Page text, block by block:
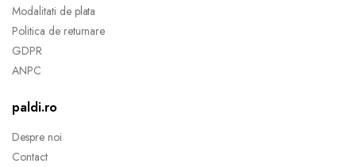
Modalitati de plata
Politica de returnare
GDPR
ANPC
paldi.ro
Despre noi
Contact